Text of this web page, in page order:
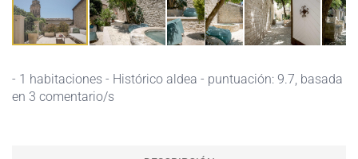
- 1 habitaciones - Histórico aldea - puntuación: 9.7, basada
en 3 comentario/s